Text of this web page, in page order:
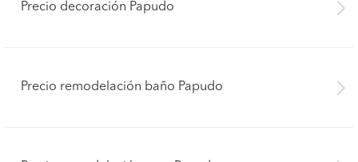
Precio decoración Papudo
Precio remodelación baño Papudo